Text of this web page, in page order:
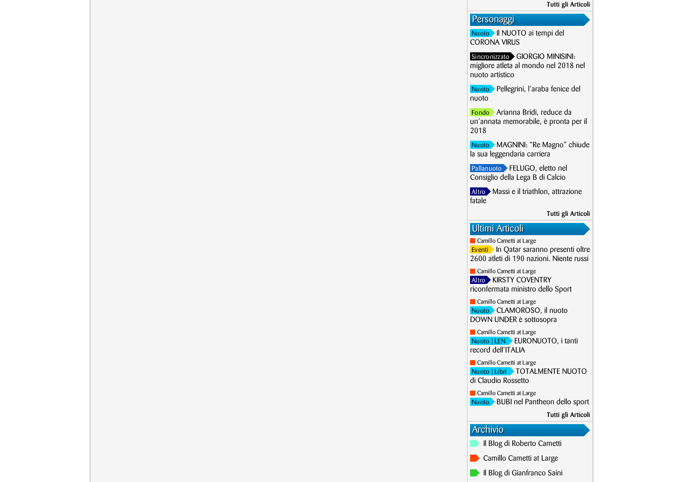
Tutti gli Articoli
Personaggi
Nuoto
Il NUOTO ai tempi del
CORONA VIRUS
Sincronizzato
GIORGIO MINISINI:
migliore atleta al mondo nel 2018 nel
nuoto artistico
Nuoto
Pellegrini, l’araba fenice del
nuoto
Fondo
Arianna Bridi, reduce da
un’annata memorabile, è pronta per il
2018
Nuoto
MAGNINI: “Re Magno” chiude
la sua leggendaria carriera
Pallanuoto
FELUGO, eletto nel
Consiglio della Lega B di Calcio
Altro
Massi e il triathlon, attrazione
fatale
Tutti gli Articoli
Ultimi Articoli
Camillo Cametti at Large
Eventi
In Qatar saranno presenti oltre
2600 atleti di 190 nazioni. Niente russi
Camillo Cametti at Large
Altro
KIRSTY COVENTRY
riconfermata ministro dello Sport
Camillo Cametti at Large
Nuoto
CLAMOROSO, il nuoto
DOWN UNDER è sottosopra
Camillo Cametti at Large
Nuoto | LEN
EURONUOTO, i tanti
record dell’ITALIA
Camillo Cametti at Large
Nuoto | Libri
TOTALMENTE NUOTO
di Claudio Rossetto
Camillo Cametti at Large
Nuoto BUBI nel Pantheon dello sport
Tutti gli Articoli
Archivio
Il Blog di Roberto Cametti
Camillo Cametti at Large
Il Blog di Gianfranco Saini